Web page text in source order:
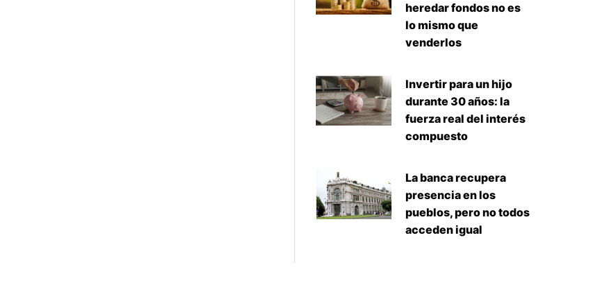
heredar fondos no es
lo mismo que
venderlos
Invertir para un hijo
durante 30 años: la
fuerza real del interés
compuesto
La banca recupera
presencia en los
pueblos, pero no todos
acceden igual